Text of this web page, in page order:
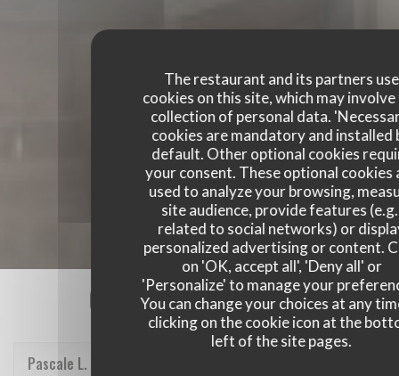
The restaurant and its partners use
cookies on this site, which may
collection of personal data.
cookies are mandatory and installed
default. Other optional cookies
your consent. These optional cookies
used to analyze your browsing,
site audience, provide features
related to social networks) or
personalized advertising or content.
on 'OK, accept all', 'Deny all' or
'Personalize' to manage your
You can change your choices at any
clicking on the cookie icon at the
left of the site pages.
Our customer ratings
Pascale L